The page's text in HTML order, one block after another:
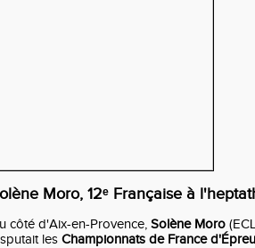
Moro, 12ᵉ Française à
côté d'Aix-en-Provence, Solène Moro
les Championnats de France